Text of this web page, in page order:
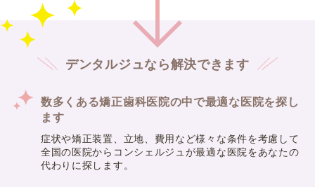
デンタルジュなら解決できます
数多くある矯正歯科医院の中で最適な医院を探し
ます
症状や矯正装置、立地、費用など様々な条件を考慮して
全国の医院からコンシェルジュが最適な医院をあなたの
代わりに探します。